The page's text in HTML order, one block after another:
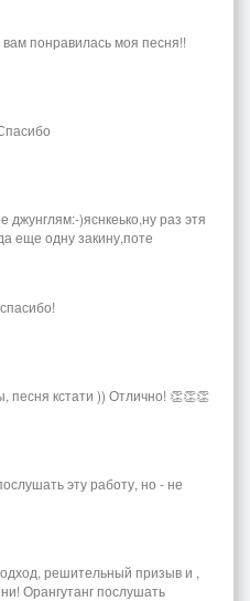
понравилась моя песня!!
джунглям:-)яснкеько,ну раз этя
еще одну закину,поте
песня кстати )) Отлично! 👏👏👏
эту работу, но - не
решительный призыв и ,
Орангутанг послушать